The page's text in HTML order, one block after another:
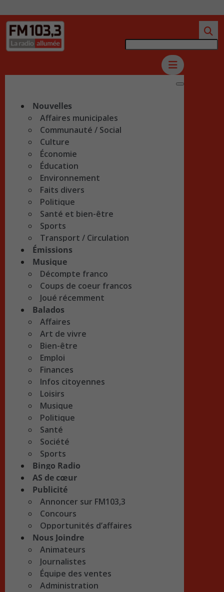
Nouvelles
Affaires municipales
Communauté / Social
Culture
Économie
Éducation
Environnement
Faits divers
Politique
Santé et bien-être
Sports
Transport / Circulation
Émissions
Musique
Décompte franco
Coups de coeur francos
Joué récemment
Balados
Affaires
Art de vivre
Bien-être
Emploi
Finances
Infos citoyennes
Loisirs
Musique
Politique
Santé
Société
Sports
Bingo Radio
AS de cœur
Publicité
Annoncer sur FM103,3
Concours
Opportunités d’affaires
Nous Joindre
Animateurs
Journalistes
Équipe des ventes
Administration